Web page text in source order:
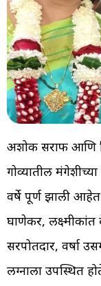
अशोक सराफ आणि
गोव्यातील
वर्षे पूर्ण झाली
घाणेकर, लक्ष्मीकांत
सरपोतदार, वर्षा
लग्नाला उपस्थित